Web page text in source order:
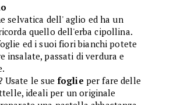
selvatica dell' aglio ed ha un
quello dell'erba cipollina.
ed i suoi fiori bianchi potete
insalate, passati di verdura e
Usate le sue foglie per fare delle
ideali per un originale